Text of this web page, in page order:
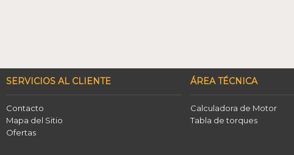
SERVICIOS AL CLIENTE
Contacto
Mapa del Sitio
Ofertas
ÁREA TÉCNICA
Calculadora de Motor
Tabla de torques